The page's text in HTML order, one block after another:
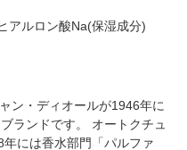
アルロン酸Na(保湿成分)
ン・ディオールが1946年に
ランドです。 オートクチュ
には香水部門「パルファ